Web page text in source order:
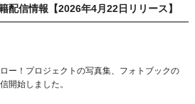
配信情報【2026年4月22日リリース】
ー！プロジェクトの写真集、フォトブックの
開始しました。